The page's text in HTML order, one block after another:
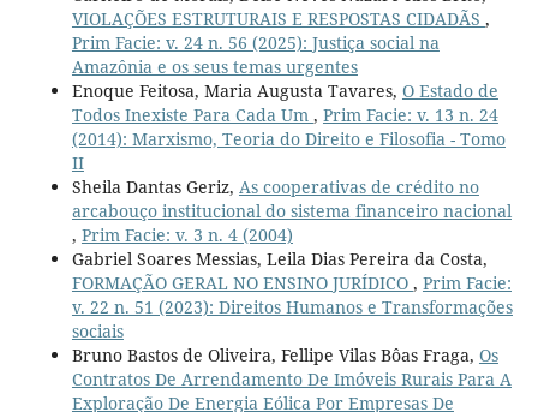
VIOLAÇÕES ESTRUTURAIS E RESPOSTAS CIDADÃS ,
Prim Facie: v. 24 n. 56 (2025): Justiça social na
Amazônia e os seus temas urgentes
Enoque Feitosa, Maria Augusta Tavares, O Estado de
Todos Inexiste Para Cada Um , Prim Facie: v. 13 n. 24
(2014): Marxismo, Teoria do Direito e Filosofia - Tomo
II
Sheila Dantas Geriz, As cooperativas de crédito no
arcabouço institucional do sistema financeiro nacional
, Prim Facie: v. 3 n. 4 (2004)
Gabriel Soares Messias, Leila Dias Pereira da Costa,
FORMAÇÃO GERAL NO ENSINO JURÍDICO , Prim Facie:
v. 22 n. 51 (2023): Direitos Humanos e Transformações
sociais
Bruno Bastos de Oliveira, Fellipe Vilas Bôas Fraga, Os
Contratos De Arrendamento De Imóveis Rurais Para A
Exploração De Energia Eólica Por Empresas De